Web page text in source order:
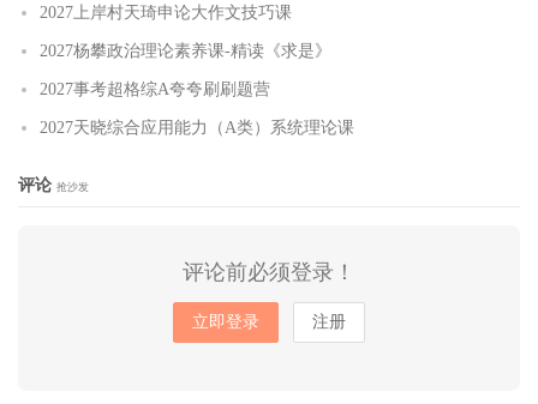
2027上岸村天琦申论大作文技巧课
2027杨攀政治理论素养课-精读《求是》
2027事考超格综A夸夸刷刷题营
2027天晓综合应用能力（A类）系统理论课
评论 抢沙发
评论前必须登录！
立即登录 注册